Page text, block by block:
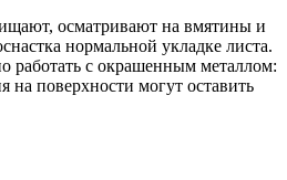
осматривают на вмятины и
нормальной укладке листа.
работать с окрашенным металлом:
на поверхности могут оставить